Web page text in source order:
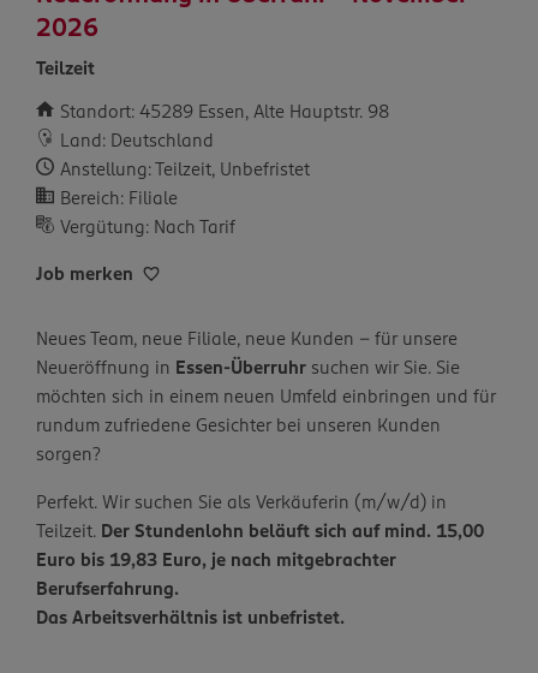
2026
Teilzeit
Standort: 45289 Essen, Alte Hauptstr. 98
Land: Deutschland
Anstellung: Teilzeit, Unbefristet
Bereich: Filiale
Vergütung: Nach Tarif
Job merken
Neues Team, neue Filiale, neue Kunden – für unsere
Neueröffnung in Essen-Überruhr suchen wir Sie. Sie
möchten sich in einem neuen Umfeld einbringen und für
rundum zufriedene Gesichter bei unseren Kunden
sorgen?
Perfekt. Wir suchen Sie als Verkäuferin (m/w/d) in
Teilzeit. Der Stundenlohn beläuft sich auf mind. 15,00
Euro bis 19,83 Euro, je nach mitgebrachter
Berufserfahrung.
Das Arbeitsverhältnis ist unbefristet.